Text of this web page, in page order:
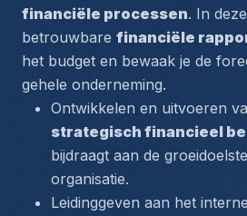
financiële processen. In
betrouwbare financiële
het budget en bewaak je de
gehele onderneming.
strategisch financieel
bijdraagt aan de
organisatie.
Leidinggeven aan het interne